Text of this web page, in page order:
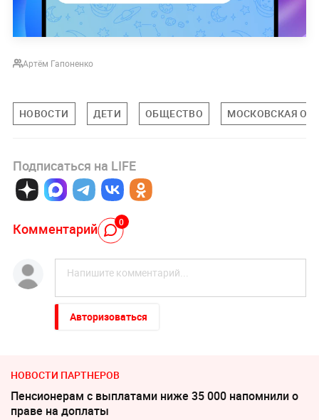
Артём Гапоненко
НОВОСТИ ДЕТИ ОБЩЕСТВО МОСКОВСКАЯ
Подписаться на LIFE
Комментарий 0
Авторизоваться
НОВОСТИ ПАРТНЕРОВ
Пенсионерам с выплатами ниже 35 000 напомнили о
праве на доплаты